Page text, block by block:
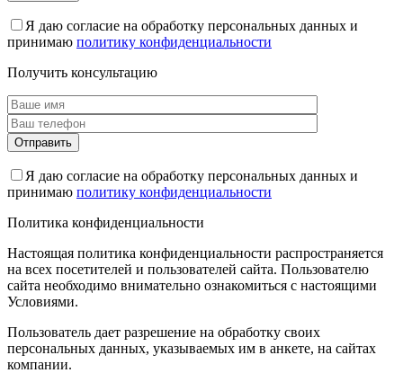
Я даю согласие на обработку персональных данных и
принимаю политику конфиденциальности
Получить консультацию
Я даю согласие на обработку персональных данных и
принимаю политику конфиденциальности
Политика конфиденциальности
Настоящая политика конфиденциальности распространяется
на всех посетителей и пользователей сайта. Пользователю
сайта необходимо внимательно ознакомиться с настоящими
Условиями.
Пользователь дает разрешение на обработку своих
персональных данных, указываемых им в анкете, на сайтах
компании.